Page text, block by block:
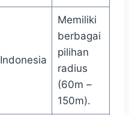
Indonesia
Memiliki
berbagai
pilihan
radius
(60m –
150m).